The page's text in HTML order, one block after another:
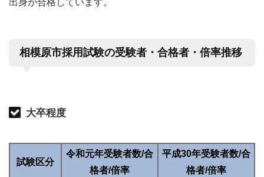
出身が合格しています。
相模原市採用試験の受験者・合格者・倍率推移
大卒程度
試験区分
令和元年受験者数/合
格者/倍率
平成30年受験者数/合
格者/倍率